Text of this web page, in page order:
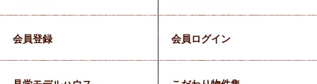
会員登録 会員ログイン